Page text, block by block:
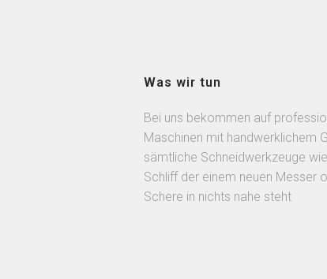
Was wir tun
Bei uns bekommen auf
Maschinen mit handwerklichem
sämtliche Schneidwerkzeuge
Schliff der einem neuen Messer
Schere in nichts nahe steht